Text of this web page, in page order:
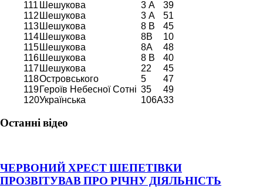
111 Шешукова 3 А
39
112 Шешукова 3 А
51
113 Шешукова 8 В
45
114 Шешукова 8В
10
115 Шешукова 8А
48
116 Шешукова 8 В
40
117 Шешукова 22
45
118Островського 5
47
119Героїв Небесної Сотні 35
49
120Українська 106А33
Останні відео
ЧЕРВОНИЙ ХРЕСТ ШЕПЕТІВКИ
ПРОЗВІТУВАВ ПРО РІЧНУ ДІЯЛЬНІСТЬ